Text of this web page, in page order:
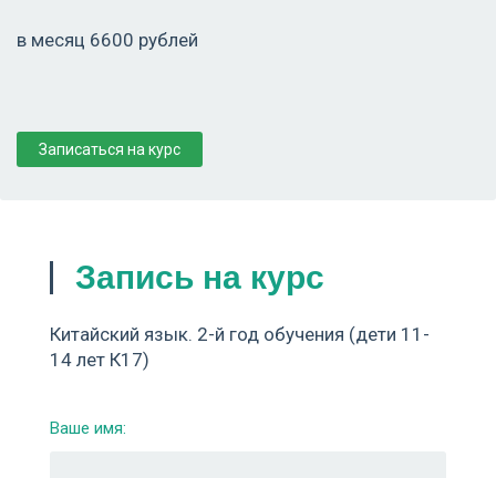
в месяц 6600 рублей
Записаться на курс
Запись на курс
Китайский язык. 2-й год обучения (дети 11-
14 лет К17)
Ваше имя: